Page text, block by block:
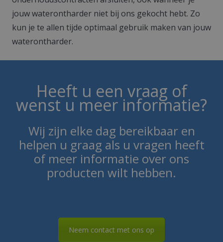
jouw waterontharder niet bij ons gekocht hebt. Zo
kun je te allen tijde optimaal gebruik maken van jouw
waterontharder.
Heeft u een vraag of
wenst u meer informatie?
Wij zijn elke dag bereikbaar en
helpen u graag als u vragen heeft
of meer informatie over ons
producten wilt hebben.
Neem contact met ons op